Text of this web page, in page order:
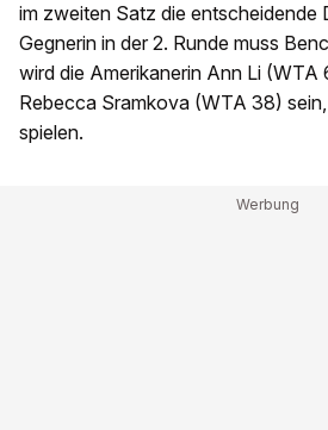
im zweiten Satz die entscheidende
Gegnerin in der 2. Runde muss
wird die Amerikanerin Ann Li
Rebecca Sramkova (WTA 38)
spielen.